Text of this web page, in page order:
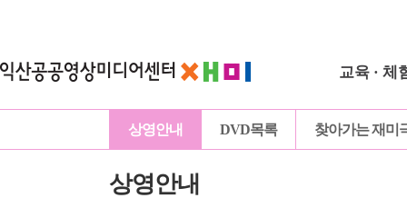
교육 · 체
상영안내 DVD목록 찾아가는 재미
상영안내